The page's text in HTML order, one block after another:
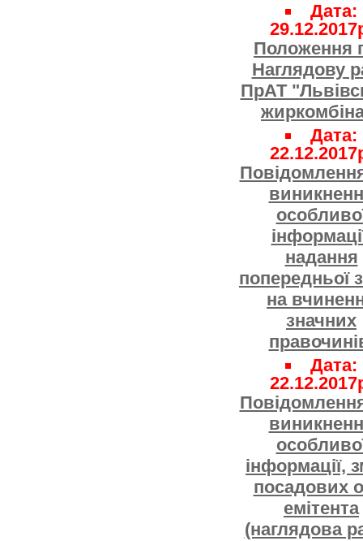
Дата:
Положення
Наглядову
ПрАТ
Дата:
надання
попередньої
на
значних
Дата:
інформації,
посадових
емітента
(наглядова